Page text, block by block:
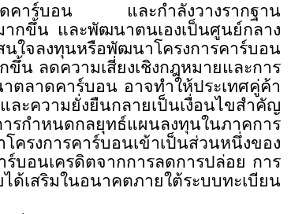
าดคาร์บอน และกำลังวางรากฐาน
ากขึ้น และพัฒนาตนเองเป็นศูนย์กลาง
ใจลงทุนหรือพัฒนาโครงการคาร์บอน
น ลดความเสี่ยงเชิงกฎหมายและการ
ตลาดคาร์บอน อาจทำให้ประเทศคู่ค้า
ะความยั่งยืนกลายเป็นเงื่อนไขสำคัญ
รกำหนดกลยุทธ์แผนลงทุนในภาคการ
งการคาร์บอนเข้าเป็นส่วนหนึ่งของ
ร์บอนเครดิตจากการลดการปล่อย การ
ด้เสริมในอนาคตภายใต้ระบบทะเบียน